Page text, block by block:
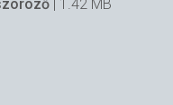
| 1.42 MB